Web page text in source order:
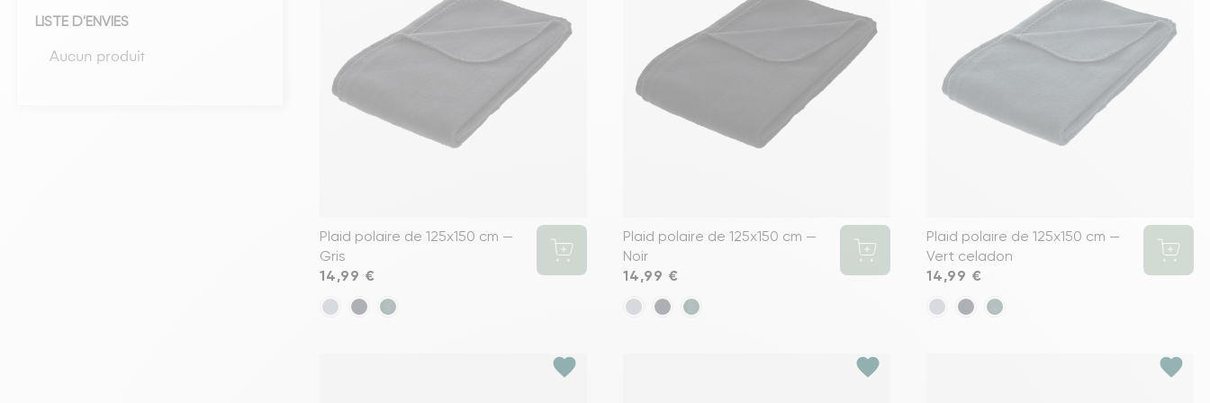
Voir toute la literie
Voir tous les meubles de rangements
LISTE D'ENVIES
Aucun produit
Plaid polaire de 125x150 cm —
Gris
Prix
14,99 €
Plaid polaire de 125x150 cm —
Noir
Prix
14,99 €
Plaid polaire de 125x150 cm —
Vert celadon
Prix
14,99 €
favorite favorite favorite